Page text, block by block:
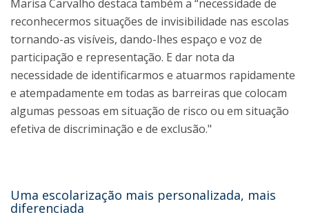
Marisa Carvalho destaca também a “necessidade de
reconhecermos situações de invisibilidade nas escolas
tornando-as visíveis, dando-lhes espaço e voz de
participação e representação. E dar nota da
necessidade de identificarmos e atuarmos rapidamente
e atempadamente em todas as barreiras que colocam
algumas pessoas em situação de risco ou em situação
efetiva de discriminação e de exclusão."
Uma escolarização mais personalizada, mais
diferenciada